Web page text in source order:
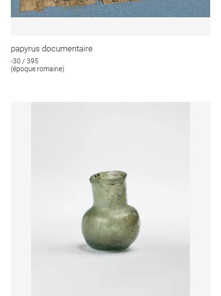
papyrus documentaire
-30 / 395
(époque romaine)